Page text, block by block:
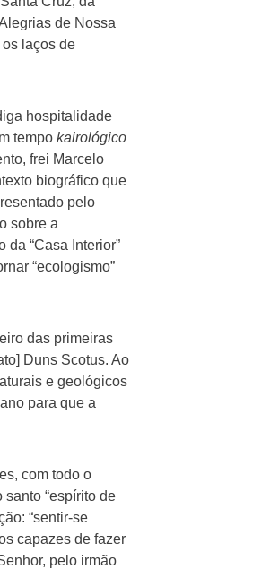
de Nossa
laços de
hospitalidade
tempo kairológico
frei Marcelo
biográfico que
pelo
sobre a
“Casa Interior”
“ecologismo”
das primeiras
Duns Scotus. Ao
e geológicos
para que a
com todo o
“espírito de
“sentir-se
capazes de fazer
pelo irmão